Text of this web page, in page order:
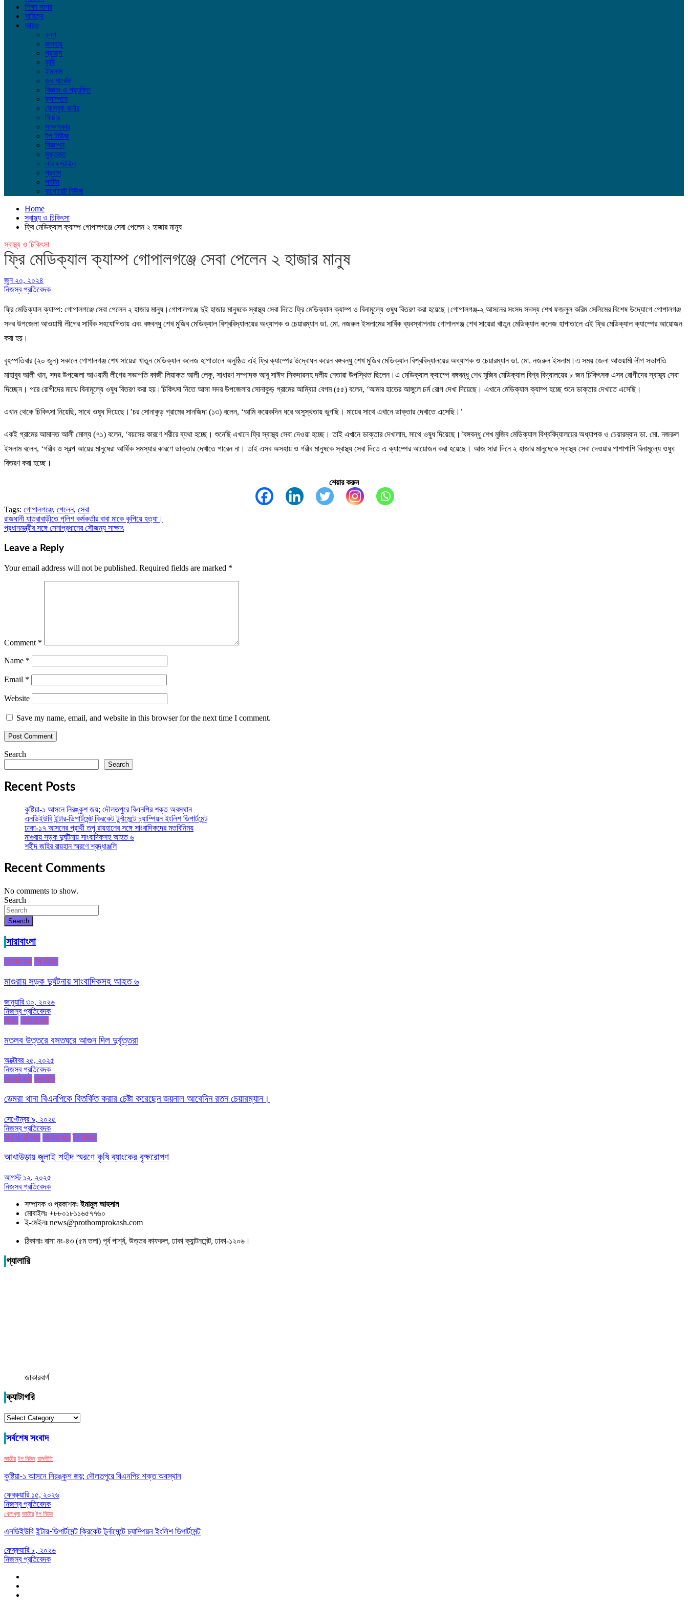
শিক্ষা সাগর
সাহিত্য
আরও
ব্লগ
জলবায়ু
প্রচ্ছদ
কৃষি
ইসলাম
জব মার্কেট
বিজ্ঞান ও প্রযুক্তি
ক্যাম্পাস
ফেসবুক কর্নার
ফিচার
সাক্ষাৎকার
টপ নিউজ
বিজ্ঞাপন
মুক্তমত
লাইফস্টাইল
প্রবাস
পর্যটন
কর্পোরেট নিউজ
Home
স্বাস্থ্য ও চিকিৎসা
ফ্রি মেডিক্যাল ক্যাম্প গোপালগঞ্জে সেবা পেলেন ২ হাজার মানুষ
স্বাস্থ্য ও চিকিৎসা
ফ্রি মেডিক্যাল ক্যাম্প গোপালগঞ্জে সেবা পেলেন ২ হাজার মানুষ
জুন ২০, ২০২৪
নিজস্ব প্রতিবেদক
ফ্রি মেডিক্যাল ক্যাম্প: গোপালগঞ্জে সেবা পেলেন ২ হাজার মানুষ।গোপালগঞ্জে দুই হাজার মানুষকে স্বাস্থ্য সেবা দিতে ফ্রি মেডিক্যাল ক্যাম্প ও বিনামূল্যে ওষুধ বিতরণ করা হয়েছে।গোপালগঞ্জ-২ আসনের সংসদ সদস্য শেখ ফজলুল করিম সেলিমের বিশেষ উদ্যোগে গোপালগঞ্জ
সদর উপজেলা আওয়ামী লীগের সার্বিক সহযোগিতায় এবং বঙ্গবন্ধু শেখ মুজিব মেডিক্যাল বিশ্ববিদ্যালয়ের অধ্যাপক ও চেয়ারম্যান ডা. মো. নজরুল ইসলামের সার্বিক ব্যবস্থাপনায় গোপালগঞ্জ শেখ সায়েরা খাতুন মেডিক্যাল কলেজ হাপাতালে এই ফ্রি মেডিক্যাল ক্যাম্পের আয়োজন
করা হয়।
বৃহস্পতিবার (২০ জুন) সকালে গোপালগঞ্জ শেখ সায়েরা খাতুন মেডিক্যাল কলেজ হাপাতালে অনুষ্ঠিত এই ফ্রি ক্যাম্পের উদ্বোধন করেন বঙ্গবন্ধু শেখ মুজিব মেডিক্যাল বিশ্ববিদ্যালয়ের অধ্যাপক ও চেয়ারম্যান ডা. মো. নজরুল ইসলাম।এ সময় জেলা আওয়ামী লীগ সভাপতি
মাহাবুব আলী খান, সদর উপজেলা আওয়ামী লীগের সভাপতি কাজী লিয়াকত আলী লেকু, সাধারণ সম্পাদক আবু সাঈদ সিকদারসহ দলীয় নেতারা উপস্থিত ছিলেন।এ মেডিক্যাল ক্যাম্পে বঙ্গবন্ধু শেখ মুজিব মেডিক্যাল বিশ্ব বিদ্যালয়ের ৮ জন চিকিৎসক এসব রোগীদের স্বাস্থ্য সেবা
দিচ্ছেন। পরে রোগীদের মাঝে বিনামূল্যে ওষুধ বিতরণ করা হয়।চিকিৎসা নিতে আসা সদর উপজেলার সোনাকুড় গ্রামের আম্বিয়া বেগম (৫৫) বলেন, ‘আমার হাতের আঙ্গুলে চর্ম রোগ দেখা দিয়েছে। এখানে মেডিক্যাল ক্যাম্প হচ্ছে শুনে ডাক্তার দেখাতে এসেছি।
এখান থেকে চিকিৎসা নিয়েছি, সাথে ওষুধ দিয়েছে।’চর সোনাকুড় গ্রামের সানজিদা (১৩) বলেন, ‘আমি কয়েকদিন ধরে অসুস্থতায় ভুগছি। মায়ের সাথে এখানে ডাক্তার দেখাতে এসেছি।’
একই গ্রামের আমানত আলী মোল্য (৭১) বলেন, ‘বয়সের কারণে শরীরে ব্যথা হচ্ছে। শুনেছি এখানে ফ্রি স্বাস্থ্য সেবা দেওয়া হচ্ছে। তাই এখানে ডাক্তার দেখালাম, সাথে ওষুধ দিয়েছে।’বঙ্গবন্ধু শেখ মুজিব মেডিক্যাল বিশ্ববিদ্যালয়ের অধ্যাপক ও চেয়ারম্যান ডা. মো. নজরুল
ইসলাম বলেন, ‘গরীব ও স্বল্প আয়ের মানুষেরা আর্থিক সমস্যার কারণে ডাক্তার দেখাতে পারেন না। তাই এসব অসহায় ও গরীব মানুষকে স্বাস্থ্য সেবা দিতে এ ক্যাম্পের আয়োজন করা হয়েছে। আজ সারা দিনে ২ হাজার মানুষেকে স্বাস্থ্য সেবা দেওয়ার পাশাপাশি বিনামূল্যে ওষুধ
বিতরণ করা হচ্ছে।
শেয়ার করুন
Tags: গোপালগঞ্জে, পেলেন, সেবা
Post
navigation
রাজধানী যাত্রাবাড়ীতে পুলিশ কর্মকর্তার বাবা মাকে কুপিয়ে হত্যা।
প্রধানমন্ত্রীর সঙ্গে সেনাপ্রধানের সৌজন্য সাক্ষাৎ
Leave a Reply
Your email address will not be published. Required fields are marked *
Comment *
Name *
Email *
Website
Save my name, email, and website in this browser for the next time I comment.
Search
Search
Recent Posts
কুষ্টিয়া-১ আসনে নিরঙ্কুশ জয়; দৌলতপুরে বিএনপির শক্ত অবস্থান
এনডিইউবি ইন্টার-ডিপার্টমেন্ট ক্রিকেট টুর্নামেন্টে চ্যাম্পিয়ন ইংলিশ ডিপার্টমেন্ট
ঢাকা-১৭ আসনের প্রার্থী তপু রায়হানের সঙ্গে সাংবাদিকদের মতবিনিময়
মাগুরায় সড়ক দুর্ঘটনায় সাংবাদিকসহ আহত ৬
শহীদ জহির রায়হান স্মরণে শ্রদ্ধাঞ্জলি
Recent Comments
No comments to show.
Search
Search
সারাবাংলা
জেলার খবর টপ নিউজ
মাগুরায় সড়ক দুর্ঘটনায় সাংবাদিকসহ আহত ৬
জানুয়ারি ৩০, ২০২৬
নিজস্ব প্রতিবেদক
আরও জেলার খবর
মতলব উত্তরে বসতঘরে আগুন দিল দুর্বৃত্তরা
অক্টোবর ২৫, ২০২৫
নিজস্ব প্রতিবেদক
জেলার খবর রাজনীতি
ডেমরা থানা বিএনপিকে বিতর্কিত করার চেষ্টা করেছেন জয়নাল আবেদিন রতন চেয়ারম্যান।
সেপ্টেম্বর ৯, ২০২৫
নিজস্ব প্রতিবেদক
অর্থ ও বাণিজ্য জেলার খবর টপ নিউজ
আখাউড়ায় জুলাই শহীদ স্মরণে কৃষি ব্যাংকের বৃক্ষরোপণ
আগস্ট ১২, ২০২৫
নিজস্ব প্রতিবেদক
সম্পাদক ও প্রকাশকঃইমামুল আহসান
মোবাইলঃ +৮৮০১৮১১৬৫৭৭৬০
ই-মেইলঃ news@prothomprokash.com
ঠিকানাঃ বাসা নং-৪৩ (৫ম তলা) পূর্ব পার্শ্ব, উত্তর কাফরুল, ঢাকা ক্যান্টনমেন্ট, ঢাকা-১২০৬।
গ্যালারি
জাকারবার্গ
ক্যাটাগরি
ক্যাটাগরি
সর্বশেষ সংবাদ
জাতীয় টপ নিউজ রাজনীতি
কুষ্টিয়া-১ আসনে নিরঙ্কুশ জয়; দৌলতপুরে বিএনপির শক্ত অবস্থান
ফেব্রুয়ারি ১৫, ২০২৬
নিজস্ব প্রতিবেদক
খেলাধুলা জাতীয় টপ নিউজ
এনডিইউবি ইন্টার-ডিপার্টমেন্ট ক্রিকেট টুর্নামেন্টে চ্যাম্পিয়ন ইংলিশ ডিপার্টমেন্ট
ফেব্রুয়ারি ৮, ২০২৬
নিজস্ব প্রতিবেদক